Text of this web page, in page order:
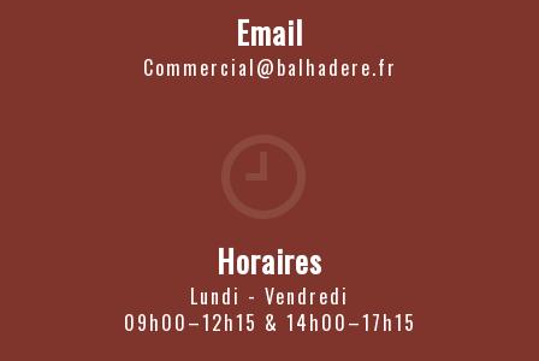
Email
commercial@balhadere.fr
Horaires
Lundi - Vendredi
09h00–12h15 & 14h00–17h15